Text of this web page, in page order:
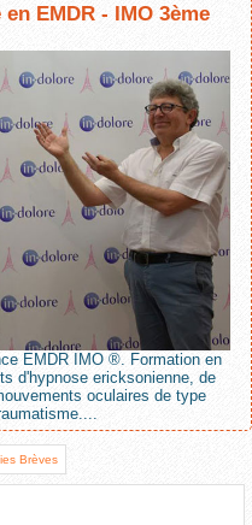
EMDR - IMO 3ème
EMDR IMO ®. Formation en
d'hypnose ericksonienne, de
oculaires de type
Brèves